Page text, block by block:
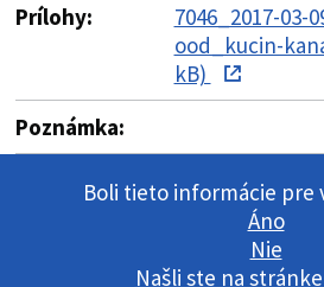
Prílohy:
7046_2017-03-
ood_kucin-
kB)
Poznámka:
Boli tieto informácie pre
Áno
Nie
Našli ste na